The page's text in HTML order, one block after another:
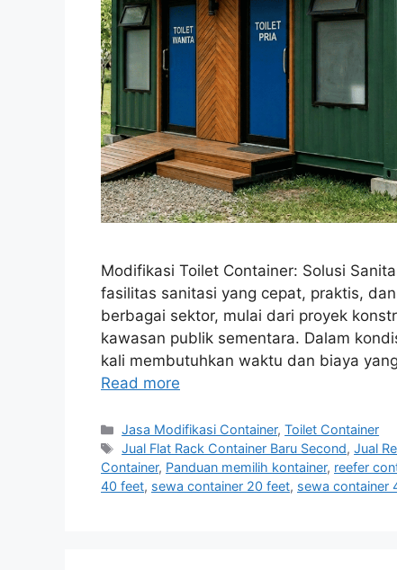
Modifikasi Toilet Container: Solusi
fasilitas sanitasi yang cepat, praktis,
berbagai sektor, mulai dari proyek
kawasan publik sementara. Dalam
kali membutuhkan waktu dan biaya
Read more
Categories
Jasa Modifikasi Container,Toilet Container
Tags
Jual Flat Rack Container Baru Second,Jual
Container, Panduan memilih kontainer, reefer
40 feet, sewa container 20 feet, sewa container